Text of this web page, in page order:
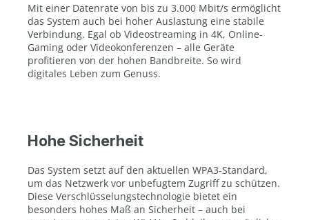
Mit einer Datenrate von bis zu 3.000 Mbit/s ermöglicht
das System auch bei hoher Auslastung eine stabile
Verbindung. Egal ob Videostreaming in 4K, Online-
Gaming oder Videokonferenzen – alle Geräte
profitieren von der hohen Bandbreite. So wird
digitales Leben zum Genuss.
Hohe Sicherheit
Das System setzt auf den aktuellen WPA3-Standard,
um das Netzwerk vor unbefugtem Zugriff zu schützen.
Diese Verschlüsselungstechnologie bietet ein
besonders hohes Maß an Sicherheit – auch bei